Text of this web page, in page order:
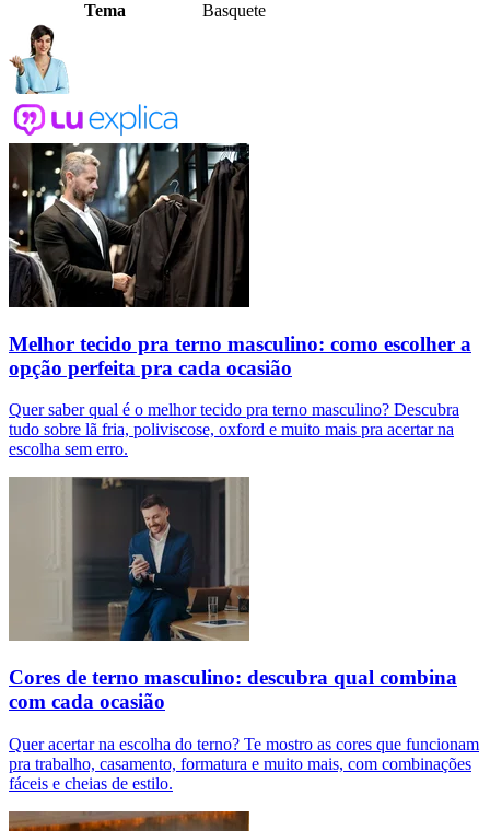
Tema
Basquete
Melhor tecido pra terno masculino: como escolher a
opção perfeita pra cada ocasião
Quer saber qual é o melhor tecido pra terno masculino? Descubra
tudo sobre lã fria, poliviscose, oxford e muito mais pra acertar na
escolha sem erro.
Cores de terno masculino: descubra qual combina
com cada ocasião
Quer acertar na escolha do terno? Te mostro as cores que funcionam
pra trabalho, casamento, formatura e muito mais, com combinações
fáceis e cheias de estilo.